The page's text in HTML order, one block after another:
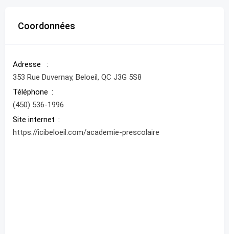
Coordonnées
Adresse
353 Rue Duvernay, Beloeil, QC J3G 5S8
Téléphone
(450) 536-1996
Site internet
https://icibeloeil.com/academie-prescolaire